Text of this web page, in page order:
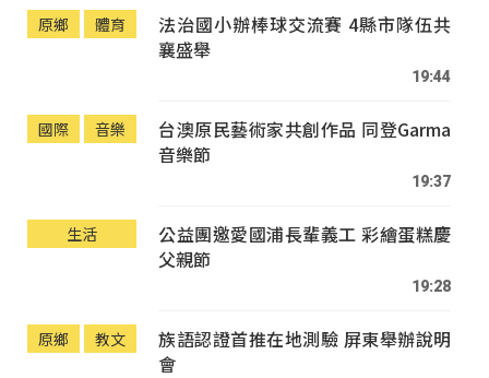
原鄉 體育
法治國小辦棒球交流賽 4縣市隊伍共
襄盛舉
19:44
國際 音樂
台澳原民藝術家共創作品 同登Garma
音樂節
19:37
生活
公益團邀愛國浦長輩義工 彩繪蛋糕慶
父親節
19:28
原鄉 教文
族語認證首推在地測驗 屏東舉辦說明
會